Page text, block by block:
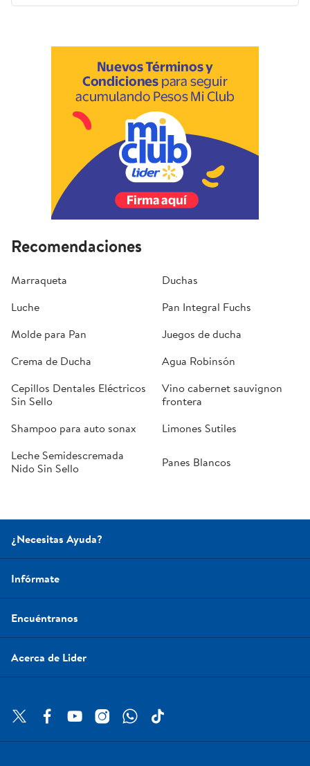
Recomendaciones
Marraqueta
Duchas
Luche
Pan Integral Fuchs
Molde para Pan
Juegos de ducha
Crema de Ducha
Agua Robinsón
Cepillos Dentales Eléctricos
Sin Sello
Vino cabernet sauvignon
frontera
Shampoo para auto sonax
Limones Sutiles
Leche Semidescremada
Nido Sin Sello
Panes Blancos
¿Necesitas Ayuda?
Infórmate
Encuéntranos
Acerca de Lider